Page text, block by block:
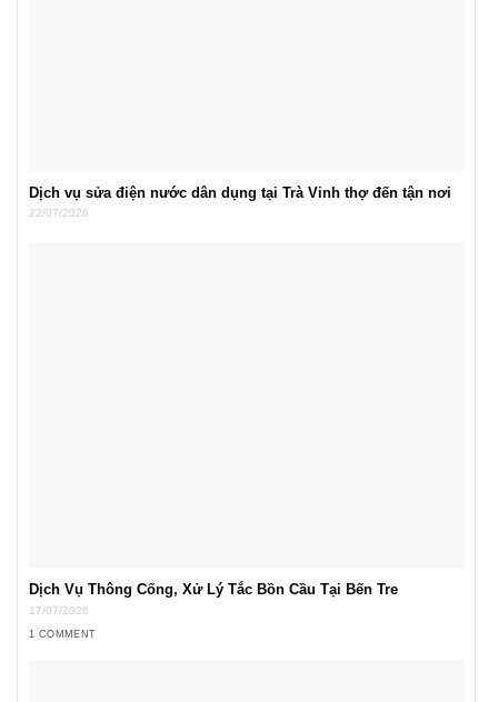
Dịch vụ sửa điện nước dân dụng tại Trà Vinh thợ đến tận nơi
22/07/2026
Dịch Vụ Thông Cống, Xử Lý Tắc Bồn Cầu Tại Bến Tre
17/07/2026
1 COMMENT